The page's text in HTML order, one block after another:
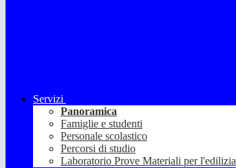
Servizi
Panoramica
Famiglie e studenti
Personale scolastico
Percorsi di studio
Laboratorio Prove Materiali per l'edilizia